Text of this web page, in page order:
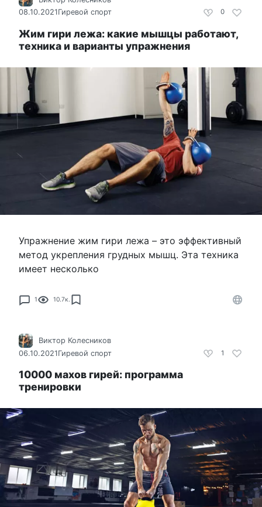
0
08.10.2021Гиревой спорт
Жим гири лежа: какие мышцы работают,
техника и варианты упражнения
Упражнение жим гири лежа – это эффективный
метод укрепления грудных мышц. Эта техника
имеет несколько
1 10.7к.
1
Виктор Колесников
06.10.2021Гиревой спорт
10000 махов гирей: программа
тренировки